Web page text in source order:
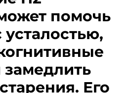
помочь
усталостью,
Его